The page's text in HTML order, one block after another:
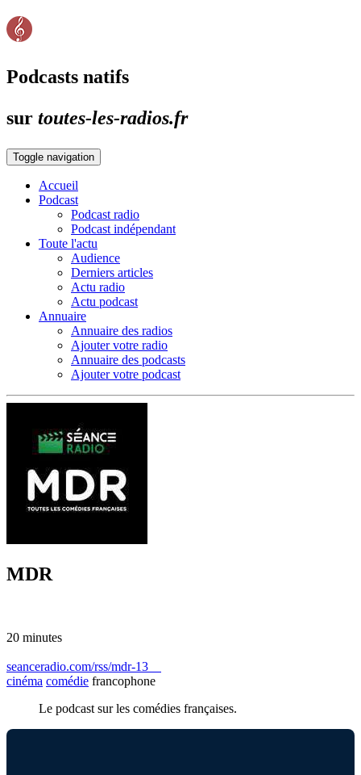
Podcasts natifs
sur toutes-les-radios.fr
Toggle navigation
Accueil
Podcast
Podcast radio
Podcast indépendant
Toute l'actu
Audience
Derniers articles
Actu radio
Actu podcast
Annuaire
Annuaire des radios
Ajouter votre radio
Annuaire des podcasts
Ajouter votre podcast
MDR
20 minutes
seanceradio.com/rss/mdr-13
cinéma comédie francophone
Le podcast sur les comédies françaises.